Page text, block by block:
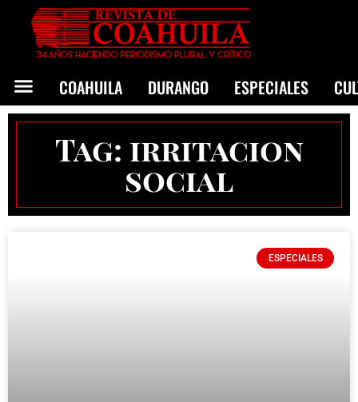
COAHUILA DURANGO ESPECIALES
Tag: irritacion
social
ESPECIALES